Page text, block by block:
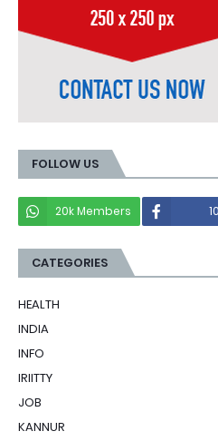
FOLLOW US
20k Members
CATEGORIES
HEALTH
INDIA
INFO
IRIITTY
JOB
KANNUR